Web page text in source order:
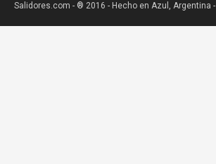
Salidores.com - ® 2016 - Hecho en Azul, Argentina -